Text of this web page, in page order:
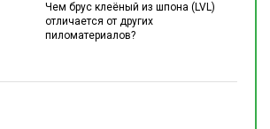
Чем брус клеёный из шпона (LVL)
отличается от других
пиломатериалов?